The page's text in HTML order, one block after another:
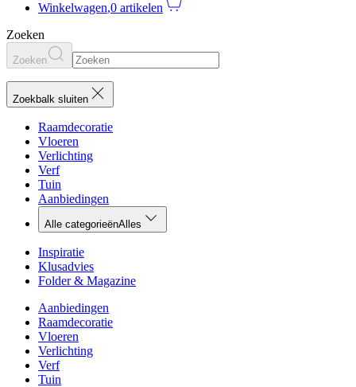
Winkelwagen,0 artikelen
Zoeken
Zoeken
Zoekbalk sluiten
Raamdecoratie
Vloeren
Verlichting
Verf
Tuin
Aanbiedingen
Alle categorieënAlles
Inspiratie
Klusadvies
Folder & Magazine
Aanbiedingen
Raamdecoratie
Vloeren
Verlichting
Verf
Tuin